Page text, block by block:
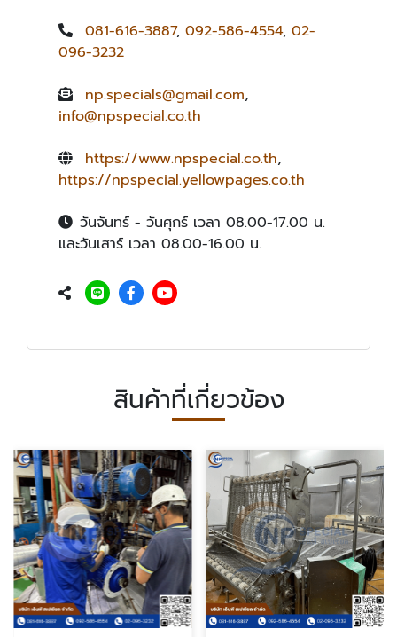
081-616-3887, 092-586-4554, 02-
096-3232
np.specials@gmail.com,
info@npspecial.co.th
https://www.npspecial.co.th,
https://npspecial.yellowpages.co.th
วันจันทร์ - วันศุกร์ เวลา 08.00-17.00 น.
และวันเสาร์ เวลา 08.00-16.00 น.
สินค้าที่เกี่ยวข้อง